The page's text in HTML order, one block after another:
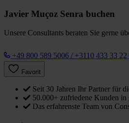
Javier Muçoz Senra buchen
Unsere Consultants beraten Sie gerne
+49 800 589 5006 / +3110 433 33 22
Favorit
Seit 30 Jahren Ihr Partner für
50.000+ zufriedene Kunden in
Das erfahrenste Team von